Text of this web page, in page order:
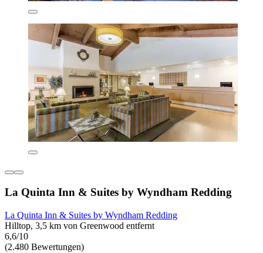
La Quinta Inn & Suites by Wyndham Redding
La Quinta Inn & Suites by Wyndham Redding
Hilltop, 3,5 km von Greenwood entfernt
6,6/10
(2.480 Bewertungen)